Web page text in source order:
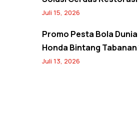
Bodi Mobil Hemat Biaya
Juli 15, 2026
Promo Pesta Bola
Honda Bintang Tabanan
Banjir Diskon Servis
Juli 13, 2026